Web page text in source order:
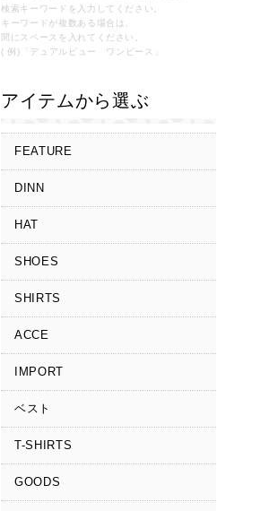
検索キーワードを入力してください。
キーワードが複数ある場合は、
間にスペースを入れてください。
( 例)「デュアルビュー ワンピース」
アイテムから選ぶ
FEATURE
DINN
HAT
SHOES
SHIRTS
ACCE
IMPORT
ベスト
T-SHIRTS
GOODS